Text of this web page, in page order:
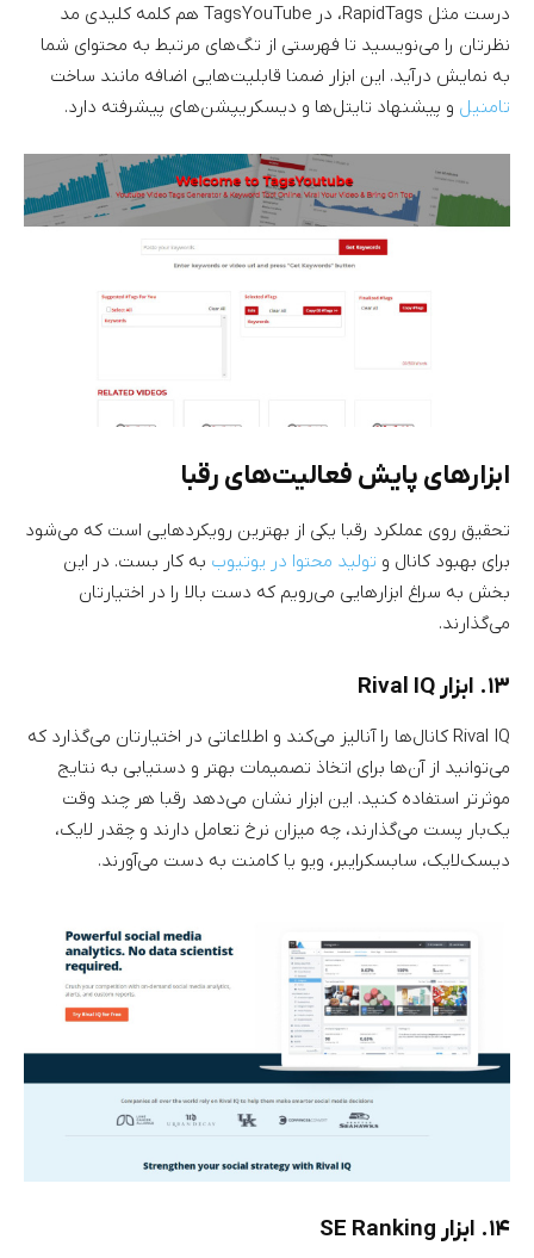
درست مثل RapidTags، در TagsYouTube هم کلمه کلیدی مد
نظرتان را می‌نویسید تا فهرستی از تگ‌های مرتبط به محتوای شما
به نمایش درآید. این ابزار ضمنا قابلیت‌هایی اضافه مانند ساخت
تامنیل و پیشنهاد تایتل‌ها و دیسکریپشن‌های پیشرفته دارد.
ابزارهای پایش فعالیت‌های رقبا
تحقیق روی عملکرد رقبا یکی از بهترین رویکردهایی است که می‌شود
برای بهبود کانال و تولید محتوا در یوتیوب به کار بست. در این
بخش به سراغ ابزارهایی می‌رویم که دست بالا را در اختیارتان
می‌گذارند.
۱۳. ابزار Rival IQ
Rival IQ کانال‌ها را آنالیز می‌کند و اطلاعاتی در اختیارتان می‌گذارد که
می‌توانید از آن‌ها برای اتخاذ تصمیمات بهتر و دستیابی به نتایج
موثرتر استفاده کنید. این ابزار نشان می‌دهد رقبا هر چند وقت
یک‌بار پست می‌گذارند، چه میزان نرخ تعامل دارند و چقدر لایک،
دیسک‌لایک، سابسکرایبر، ویو یا کامنت به دست می‌آورند.
۱۴. ابزار SE Ranking